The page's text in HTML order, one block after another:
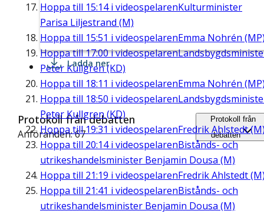
Hoppa till 15:14i videospelarenKulturminister
Parisa Liljestrand (M)
Hoppa till 15:51 i videospelarenEmma Nohrén
Hoppa till17:00i videospelaren
Peter Kullgren (KD)
Hoppa till 18:11 i videospelarenEmma Nohrén
Hoppa till 18:50 i videospelaren
Peter Kullgren (KD)
Hoppa till19:31 i videospelarenFredrik Ahlstedt
Hoppa till 20:14i videospelarenBistånds- och
utrikeshandelsminister Benjamin Dousa (M)
Hoppa till 21:19 i videospelarenFredrik Ahlstedt
Hoppa till 21:41 i videospelarenBistånds- och
utrikeshandelsminister Benjamin Dousa (M)
Ladda ner
Protokoll från debatten
Anföranden: 67
Protokoll från
debatten